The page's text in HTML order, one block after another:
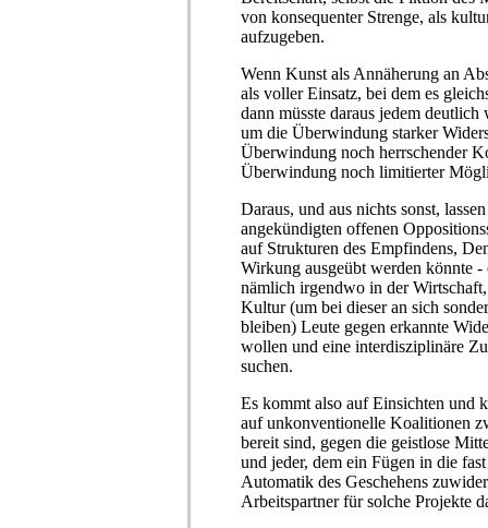
von konsequenter Strenge, als
aufzugeben.
Wenn Kunst als Annäherung an
als voller Einsatz, bei dem es
dann müsste daraus jedem deutlich
um die Überwindung starker
Überwindung noch herrschender
Überwindung noch limitierter
Daraus, und aus nichts sonst,
angekündigten offenen
auf Strukturen des Empfindens,
Wirkung ausgeübt werden könnte
nämlich irgendwo in der
Kultur (um bei dieser an sich
bleiben) Leute gegen erkannte
wollen und eine interdisziplinäre
suchen.
Es kommt also auf Einsichten und
auf unkonventionelle Koalitionen
bereit sind, gegen die geistlose
und jeder, dem ein Fügen in die
Automatik des Geschehens
Arbeitspartner für solche Projekte